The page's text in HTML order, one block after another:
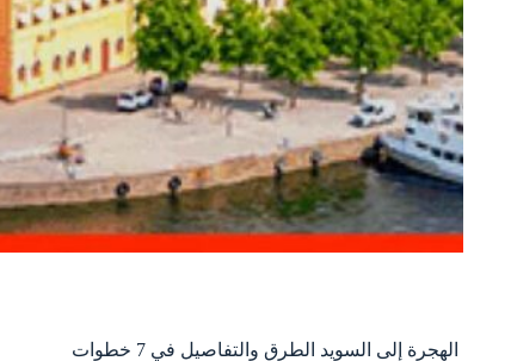
الهجرة إلى السويد الطرق والتفاصيل في 7 خطوات